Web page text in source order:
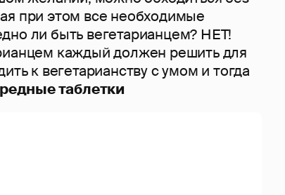
при этом все необходимые
ли быть вегетарианцем? НЕТ!
каждый должен решить для
к вегетарианству с умом и тогда
таблетки